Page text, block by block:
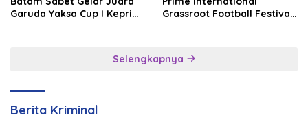
Garuda Yaksa Cup I Kepri
Grassroot Football Festival
Brunei–Malaysia
Selengkapnya
Berita Kriminal